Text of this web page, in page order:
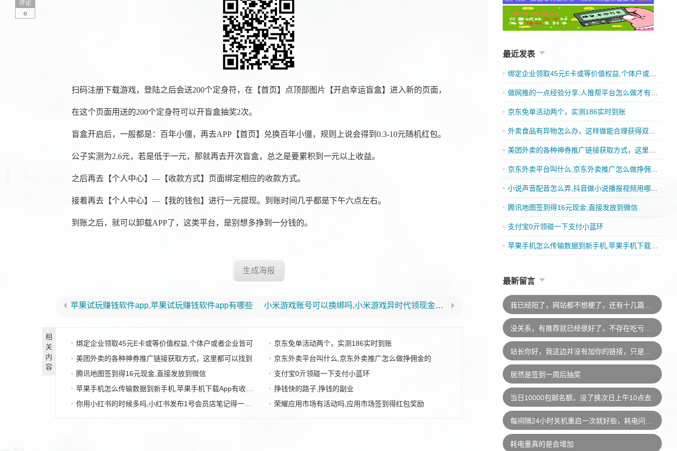
扫码注册下载游戏，登陆之后会送200个定身符，在【首页】点顶部图片【开启幸运盲盒】进入新的页面，
在这个页面用送的200个定身符可以开盲盒抽奖2次。
盲盒开启后，一般都是：百年小僵，再去APP【首页】兑换百年小僵，规则上说会得到0.3-10元随机红包。
公子实测为2.6元，若是低于一元，那就再去开次盲盒，总之是要累积到一元以上收益。
之后再去【个人中心】—【收款方式】页面绑定相应的收款方式。
接着再去【个人中心】—【我的钱包】进行一元提现。到账时间几乎都是下午六点左右。
到账之后，就可以卸载APP了，这类平台，是别想多挣到一分钱的。
生成海报
评论
0
苹果试玩赚钱软件app,苹果试玩赚钱软件app有哪些 小米游戏账号可以换绑吗,小米游戏异时代领现金奖励
相
关
内
容
绑定企业领取45元E卡或等价值权益,个体户或者企业皆可
京东免单活动两个，实测186实时到账
美团外卖的各种神券推广链接获取方式，这里都可以找到
京东外卖平台叫什么,京东外卖推广怎么做挣佣金的
腾讯地图签到得16元现金,直接发放到微信
支付宝0亓领碰一下支付小蓝环
苹果手机怎么传输数据到新手机,苹果手机下载App有收益吗
挣钱快的路子,挣钱的副业
你用小红书的时候多吗,小红书发布1号会员店笔记得一件牛奶
荣耀应用市场有活动吗,应用市场签到得红包奖励
最近发表
绑定企业领取45元E卡或等价值权益,个体户或者企业皆可
做网推的一点经验分享,人推帮平台怎么做才有收入
京东免单活动两个，实测186实时到账
外卖食品有异物怎么办，这样做能合理获得双重赔偿
美团外卖的各种神券推广链接获取方式，这里都可以找到
京东外卖平台叫什么,京东外卖推广怎么做挣佣金的
小说声音配音怎么弄,抖音做小说播报视频用哪一款配音好
腾讯地图签到得16元现金,直接发放到微信
支付宝0亓领碰一下支付小蓝环
苹果手机怎么传输数据到新手机,苹果手机下载App有收益吗
最新留言
居然是签到一周后抽奖
当日10000包邮名额，没了换次日上午10点去
耗电量真的是会增加